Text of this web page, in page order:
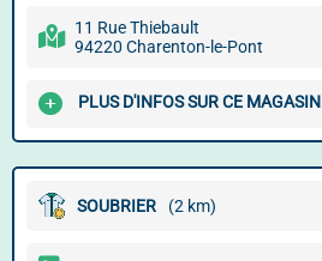
11 Rue Thiebault
94220 Charenton-le-Pont
PLUS D'INFOS SUR CE MAGASIN
SOUBRIER (2 km)